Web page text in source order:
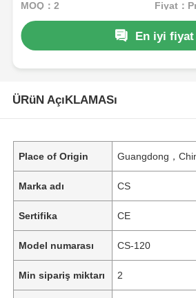
MOQ：2 Fiyat：
En iyi fiyat
ÜRüN AçıKLAMASı
Place of Origin Guangdong，
Marka adı CS
Sertifika CE
Model numarası CS-120
Min sipariş miktarı 2